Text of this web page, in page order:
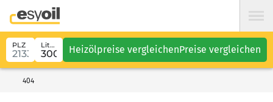
PLZ Liter Heizölpreise vergleichenPreise vergleichen
404